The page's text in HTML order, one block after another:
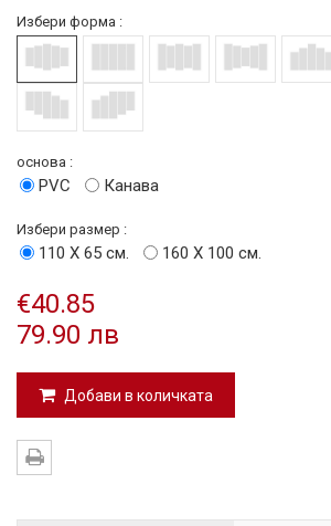
Избери форма :
основа :
PVC Канава
Избери размер :
110 Х 65 см. 160 Х 100 см.
€40.85
79.90 лв
Добави в количката